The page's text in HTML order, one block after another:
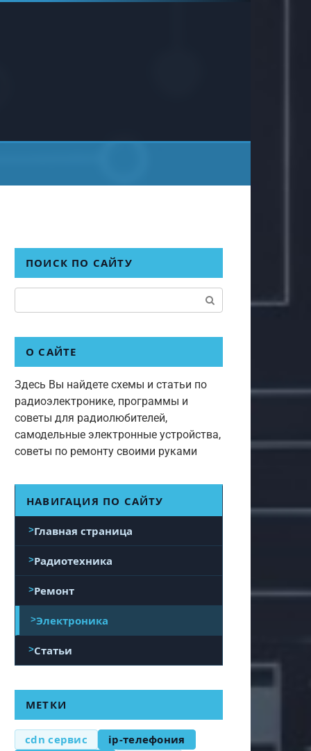
ПОИСК ПО САЙТУ
О САЙТЕ
Здесь Вы найдете схемы и статьи по
радиоэлектронике, программы и
советы для радиолюбителей,
самодельные электронные устройства,
советы по ремонту своими руками
НАВИГАЦИЯ ПО САЙТУ
Главная страница
Радиотехника
Ремонт
Электроника
Статьи
МЕТКИ
cdn сервис
ip-телефония